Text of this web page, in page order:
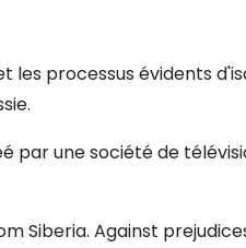
processus évidents
par une société de
Siberia. Against